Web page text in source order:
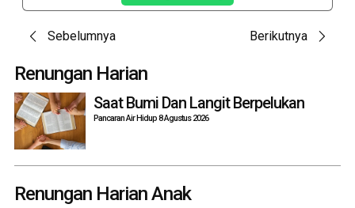
Post
navigation
Sebelumnya Berikutnya
Renungan Harian
Saat Bumi Dan Langit Berpelukan
Pancaran Air Hidup 8 Agustus 2026
Renungan Harian Anak